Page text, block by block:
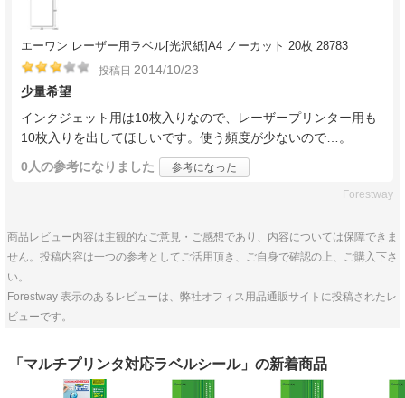
エーワン レーザー用ラベル[光沢紙]A4 ノーカット 20枚 28783
投稿日 2014/10/23
少量希望
インクジェット用は10枚入りなので、レーザープリンター用も
10枚入りを出してほしいです。使う頻度が少ないので…。
0人の参考になりました 参考になった
Forestway
商品レビュー内容は主観的なご意見・ご感想であり、内容については保障できま
せん。投稿内容は一つの参考としてご活用頂き、ご自身で確認の上、ご購入下さ
い。
Forestway 表示のあるレビューは、弊社オフィス用品通販サイトに投稿されたレ
ビューです。
「マルチプリンタ対応ラベルシール」の新着商品